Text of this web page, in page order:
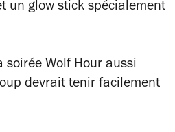
un glow stick spécialement
Wolf Hour aussi
devrait tenir facilement